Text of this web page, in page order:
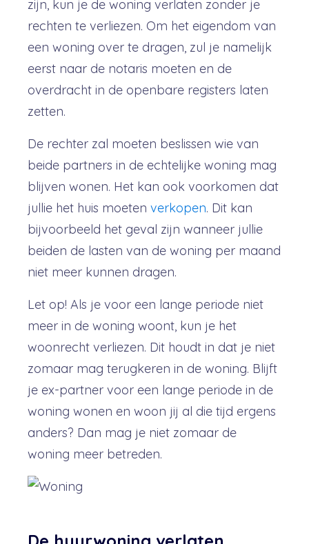
zijn, kun je de woning verlaten zonder je
rechten te verliezen. Om het eigendom van
een woning over te dragen, zul je namelijk
eerst naar de notaris moeten en de
overdracht in de openbare registers laten
zetten.
De rechter zal moeten beslissen wie van
beide partners in de echtelijke woning mag
blijven wonen. Het kan ook voorkomen dat
jullie het huis moeten verkopen. Dit kan
bijvoorbeeld het geval zijn wanneer jullie
beiden de lasten van de woning per maand
niet meer kunnen dragen.
Let op! Als je voor een lange periode niet
meer in de woning woont, kun je het
woonrecht verliezen. Dit houdt in dat je niet
zomaar mag terugkeren in de woning. Blijft
je ex-partner voor een lange periode in de
woning wonen en woon jij al die tijd ergens
anders? Dan mag je niet zomaar de
woning meer betreden.